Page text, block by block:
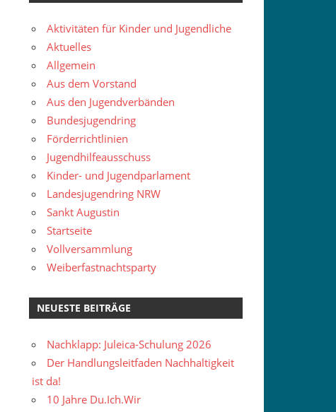
Aktivitäten für Kinder und Jugendliche
Aktuelles
Allgemein
Aus dem Vorstand
Aus den Jugendverbänden
Bundesjugendring
Förderrichtlinien
Jugendhilfeausschuss
Kinder- und Jugendparlament
Landesjugendring NRW
Sankt Augustin
Startseite
Vollversammlung
Weiberfastnachtsparty
NEUESTE BEITRÄGE
Nachklapp: Juleica-Schulung 2026
Der Handlungsleitfaden Nachhaltigkeit
ist da!
10 Jahre Du.Ich.Wir